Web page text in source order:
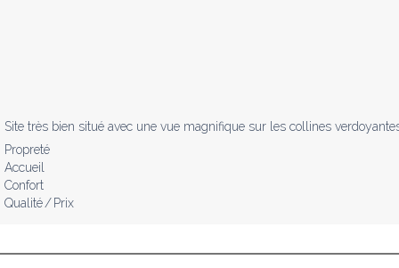
Site très bien situé avec une vue magnifique sur les collines
Propreté
Accueil
Confort
Qualité / Prix